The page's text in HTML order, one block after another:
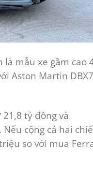
mẫu xe gầm cao
Aston Martin
tỷ đồng và
cộng cả hai
so với mua